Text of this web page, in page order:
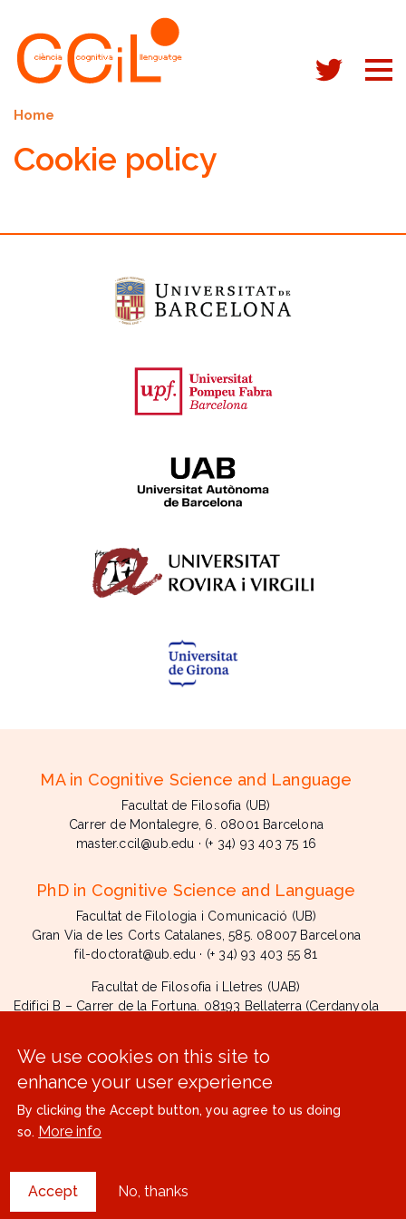
Home
Cookie policy
MA in Cognitive Science and Language
Facultat de Filosofia (UB)
Carrer de Montalegre, 6. 08001 Barcelona
master.ccil@ub.edu · (+ 34) 93 403 75 16
PhD in Cognitive Science and Language
Facultat de Filologia i Comunicació (UB)
Gran Via de les Corts Catalanes, 585. 08007 Barcelona
fil-doctorat@ub.edu · (+ 34) 93 403 55 81
Facultat de Filosofia i Lletres (UAB)
Edifici B – Carrer de la Fortuna. 08193 Bellaterra (Cerdanyola
Facultat de Ciències de l’Educació i Psicologia (URV)
Carrer de Valls, s/n. 43007 Tarragona
doctorat.scs@urv.cat·(+34) 977 29 70 01
We use cookies on this site to
enhance your user experience
By clicking the Accept button, you agree to us doing
so. More info
Accept No, thanks